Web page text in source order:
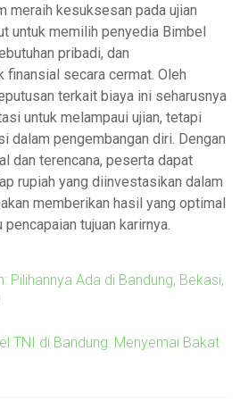
meraih kesuksesan pada ujian
untuk memilih penyedia Bimbel
pribadi, dan
finansial secara cermat. Oleh
terkait biaya ini seharusnya
untuk melampaui ujian, tetapi
dalam pengembangan diri. Dengan
dan terencana, peserta dapat
rupiah yang diinvestasikan dalam
memberikan hasil yang optimal
tujuan karirnya.
Pilihannya Ada di Bandung, Bekasi,
TNI di Bandung: Menyemai Bakat